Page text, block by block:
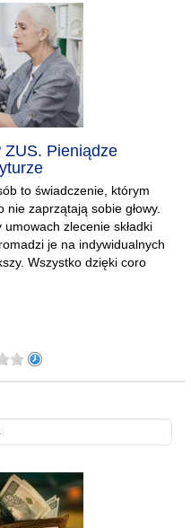
Pieniądze
to świadczenie, którym
zaprzątają sobie głowy.
zlecenie składki
je na indywidualnych
Wszystko dzięki coro